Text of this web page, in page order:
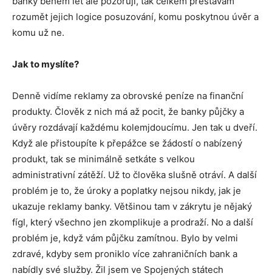
rozumět jejich logice posuzování, komu poskytnou úvěr a
komu už ne.
Jak to myslíte?
Denně vidíme reklamy za obrovské peníze na finanční
produkty. Člověk z nich má až pocit, že banky půjčky a
úvěry rozdávají každému kolemjdoucímu. Jen tak u dveří.
Když ale přistoupíte k přepážce se žádostí o nabízený
produkt, tak se minimálně setkáte s velkou
administrativní zátěží. Už to člověka slušně otráví. A další
problém je to, že úroky a poplatky nejsou nikdy, jak je
ukazuje reklamy banky. Většinou tam v zákrytu je nějaký
fígl, který všechno jen zkomplikuje a prodraží. No a další
problém je, když vám půjčku zamítnou. Bylo by velmi
zdravé, kdyby sem proniklo více zahraničních bank a
nabídly své služby. Žil jsem ve Spojených státech